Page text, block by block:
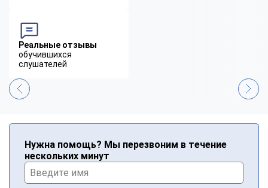
Реальные отзывы
обучившихся
слушателей
Нужна помощь? Мы перезвоним в течение
нескольких минут